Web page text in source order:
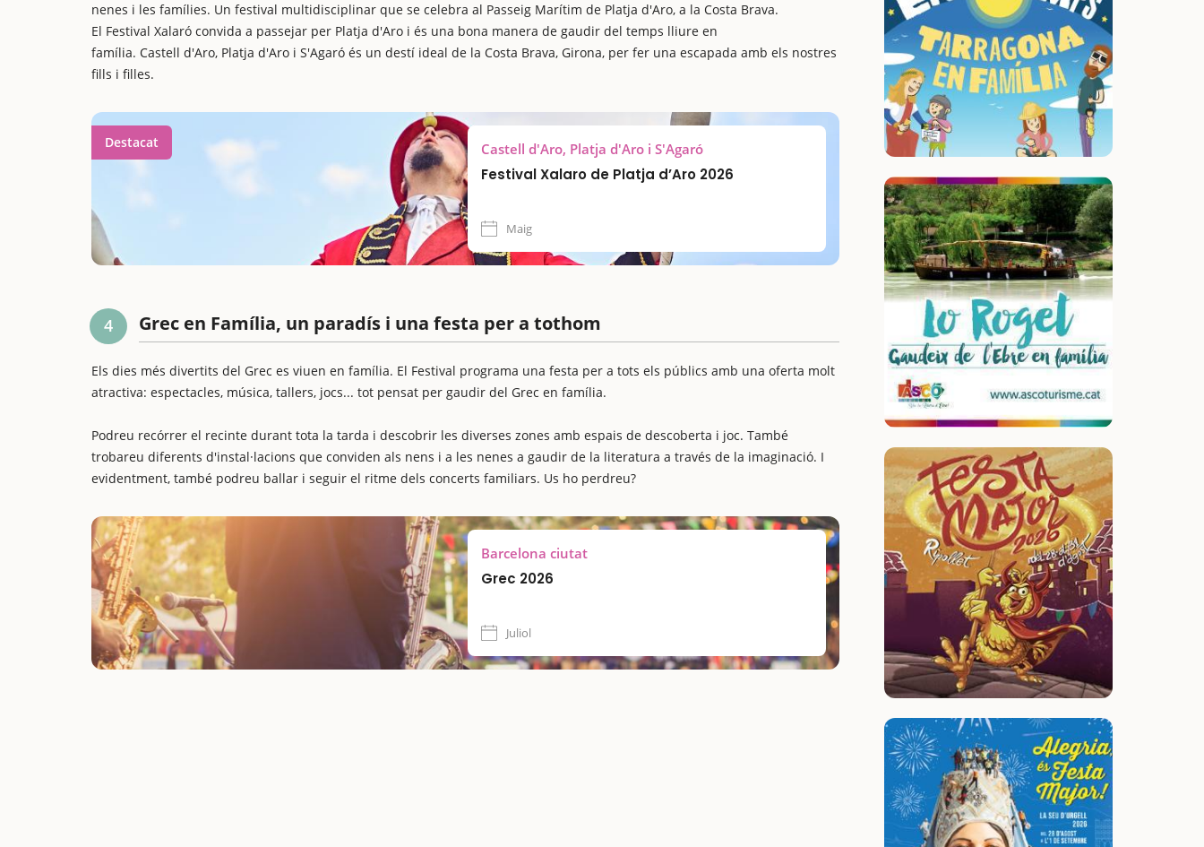
nenes i les famílies. Un festival multidisciplinar que se celebra al Passeig Marítim de Platja d'Aro, a la Costa Brava.
El Festival Xalaró convida a passejar per Platja d'Aro i és una bona manera de gaudir del temps lliure en
família. Castell d'Aro, Platja d'Aro i S'Agaró és un destí ideal de la Costa Brava, Girona, per fer una escapada amb els nostres
fills i filles.
Castell d'Aro, Platja d'Aro i S'Agaró
Festival Xalaro de Platja d’Aro 2026
Maig
Destacat
4 Grec en Família, un paradís i una festa per a tothom
Els dies més divertits del Grec es viuen en família. El Festival programa una festa per a tots els públics amb una oferta molt
atractiva: espectacles, música, tallers, jocs... tot pensat per gaudir del Grec en família.
Podreu recórrer el recinte durant tota la tarda i descobrir les diverses zones amb espais de descoberta i joc. També
trobareu diferents d'instal·lacions que conviden als nens i a les nenes a gaudir de la literatura a través de la imaginació. I
evidentment, també podreu ballar i seguir el ritme dels concerts familiars. Us ho perdreu?
Barcelona ciutat
Grec 2026
Juliol